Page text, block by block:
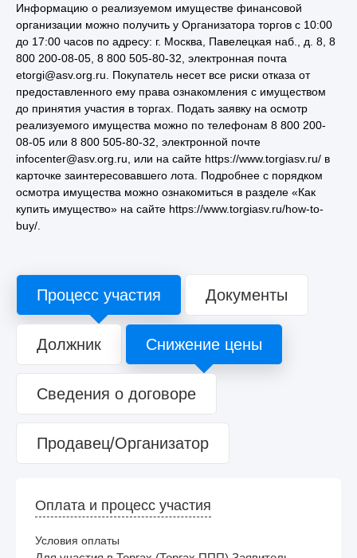
Информацию о реализуемом имуществе финансовой
организации можно получить у Организатора торгов с 10:00
до 17:00 часов по адресу: г. Москва, Павелецкая наб., д. 8, 8
800 200-08-05, 8 800 505-80-32, электронная почта
etorgi@asv.org.ru. Покупатель несет все риски отказа от
предоставленного ему права ознакомления с имуществом
до принятия участия в торгах. Подать заявку на осмотр
реализуемого имущества можно по телефонам 8 800 200-
08-05 или 8 800 505-80-32, электронной почте
infocenter@asv.org.ru, или на сайте https://www.torgiasv.ru/ в
карточке заинтересовавшего лота. Подробнее с порядком
осмотра имущества можно ознакомиться в разделе «Как
купить имущество» на сайте https://www.torgiasv.ru/how-to-
buy/.
Процесс участия Документы
Должник Снижение цены
Сведения о договоре
Продавец/Организатор
Оплата и процесс участия
Условия оплаты